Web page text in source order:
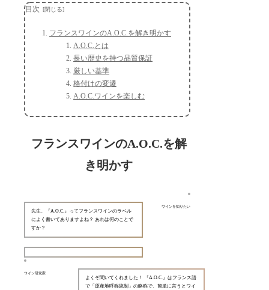
目次
フランスワインのA.O.C.を解き明かす
A.O.C.とは
長い歴史を持つ品質保証
厳しい基準
格付けの変遷
A.O.C.ワインを楽しむ
フランスワインのA.O.C.を解
き明かす
ワインを知りたい
先生、『A.O.C.』ってフランスワインのラベル
によく書いてありますよね？ あれは何のことで
すか？
ワイン研究家
よくぞ聞いてくれました！ 『A.O.C.』はフランス語
で「原産地呼称統制」の略称で、簡単に言うとワイ